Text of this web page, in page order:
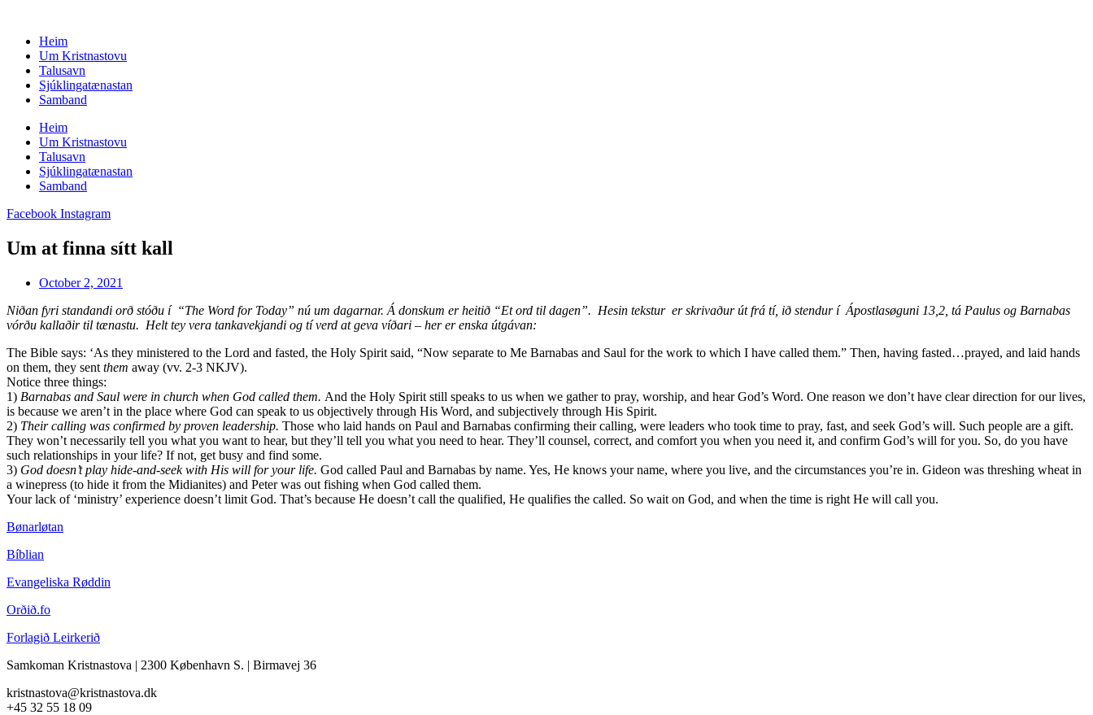
contentHeim
Um Kristnastovu
Talusavn
Sjúklingatænastan
Samband
Heim
Um Kristnastovu
Talusavn
Sjúklingatænastan
Samband
Facebook Instagram
Um at finna sítt kall
October 2, 2021
Niðan fyri standandi orð stóðu í “The Word for Today” nú um dagarnar. Á donskum er heitið “Et ord til dagen”. Hesin tekstur er skrivaður út frá tí, ið stendur í Ápostlasøguni 13,2, tá Paulus og Barnabas
vórðu kallaðir til tænastu. Helt tey vera tankavekjandi og tí verd at geva víðari – her er enska útgávan:
The Bible says: ‘As they ministered to the Lord and fasted, the Holy Spirit said, “Now separate to Me Barnabas and Saul for the work to which I have called them.” Then, having fasted…prayed, and laid hands
on them, they sent them away (vv. 2-3 NKJV).
Notice three things:
1) Barnabas and Saul were in church when God called them. And the Holy Spirit still speaks to us when we gather to pray, worship, and hear God’s Word. One reason we don’t have clear direction for our lives,
is because we aren’t in the place where God can speak to us objectively through His Word, and subjectively through His Spirit.
2) Their calling was confirmed by proven leadership. Those who laid hands on Paul and Barnabas confirming their calling, were leaders who took time to pray, fast, and seek God’s will. Such people are a gift.
They won’t necessarily tell you what you want to hear, but they’ll tell you what you need to hear. They’ll counsel, correct, and comfort you when you need it, and confirm God’s will for you. So, do you have
such relationships in your life? If not, get busy and find some.
3) God doesn’t play hide-and-seek with His will for your life. God called Paul and Barnabas by name. Yes, He knows your name, where you live, and the circumstances you’re in. Gideon was threshing wheat in
a winepress (to hide it from the Midianites) and Peter was out fishing when God called them.
Your lack of ‘ministry’ experience doesn’t limit God. That’s because He doesn’t call the qualified, He qualifies the called. So wait on God, and when the time is right He will call you.
Bønarløtan
Bíblian
Evangeliska Røddin
Orðið.fo
Forlagið Leirkerið
Samkoman Kristnastova | 2300 København S. | Birmavej 36
kristnastova@kristnastova.dk
+45 32 55 18 09